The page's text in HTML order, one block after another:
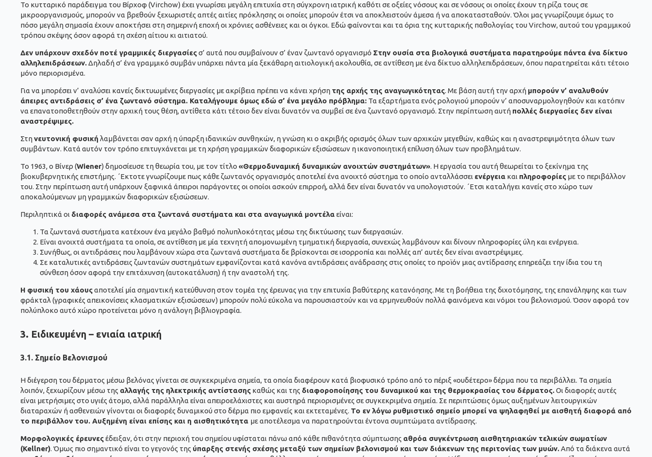
Το κυτταρικό παράδειγμα του Βίρχοφ (Virchow) έχει γνωρίσει μεγάλη επιτυχία στη σύγχρονη ιατρική καθότι σε οξείες νόσους και σε νόσους οι οποίες έχουν τη ρίζα τους σε
μικροοργανισμούς, μπορούν να βρεθούν ξεχωριστές απτές αιτίες πρόκλησης οι οποίες μπορούν έτσι να αποκλειστούν άμεσα ή να αποκατασταθούν. Όλοι μας γνωρίζουμε όμως το
πόσο μεγάλη σημασία έχουν αποκτήσει στη σημερινή εποχή οι χρόνιες ασθένειες και οι όγκοι. Εδώ φαίνονται και τα όρια της κυτταρικής παθολογίας του Virchow, αυτού του γραμμικού
τρόπου σκέψης όσον αφορά τη σχέση αίτιου κι αιτιατού.
Δεν υπάρχουν σχεδόν ποτέ γραμμικές διεργασίεςσ’ αυτά που συμβαίνουν σ’ έναν ζωντανό οργανισμό Στην ουσία στα βιολογικά συστήματα παρατηρούμε πάντα ένα δίκτυο
αλληλεπιδράσεων.Δηλαδή σ’ ένα γραμμικό συμβάν υπάρχει πάντα μία ξεκάθαρη αιτιολογική ακολουθία, σε αντίθεση με ένα δίκτυο αλληλεπιδράσεων, όπου παρατηρείται κάτι τέτοιο
μόνο περιορισμένα.
Για να μπορέσει ν’ αναλύσει κανείς δικτυωμένες διεργασίες με ακρίβεια πρέπει να κάνει χρήση της αρχής της αναγωγικότητας. Με βάση αυτή την αρχή μπορούν ν’ αναλυθούν
άπειρες αντιδράσεις σ’ ένα ζωντανό σύστημα. Καταλήγουμε όμως εδώ σ’ ένα μεγάλο πρόβλημα: Τα εξαρτήματα ενός ρολογιού μπορούν ν’ αποσυναρμολογηθούν και κατόπιν
να επανατοποθετηθούν στην αρχική τους θέση, αντίθετα κάτι τέτοιο δεν είναι δυνατόν να συμβεί σε ένα ζωντανό οργανισμό. Στην περίπτωση αυτή πολλές διεργασίες δεν είναι
αναστρέψιμες.
Στηνευτονική φυσική λαμβάνεται σαν αρχή η ύπαρξη ιδανικών συνθηκών, η γνώση κι ο ακριβής ορισμός όλων των αρχικών μεγεθών, καθώς και η αναστρεψιμότητα όλων των
συμβάντων. Κατά αυτόν τον τρόπο επιτυγχάνεται με τη χρήση γραμμικών διαφορικών εξισώσεων η ικανοποιητική επίλυση όλων των προβλημάτων.
Το 1963, ο Βίνερ (Wiener) δημοσίευσε τη θεωρία του, με τον τίτλο «Θερμοδυναμική δυναμικών ανοιχτών συστημάτων». Η εργασία του αυτή θεωρείται το ξεκίνημα της
βιοκυβερνητικής επιστήμης. ΄Εκτοτε γνωρίζουμε πως κάθε ζωντανός οργανισμός αποτελεί ένα ανοιχτό σύστημα το οποίο ανταλλάσσει ενέργεια και πληροφορίες με το περιβάλλον
του. Στην περίπτωση αυτή υπάρχουν ξαφνικά άπειροι παράγοντες οι οποίοι ασκούν επιρροή, αλλά δεν είναι δυνατόν να υπολογιστούν. ΄Ετσι καταλήγει κανείς στο χώρο των
αποκαλούμενων μη γραμμικών διαφορικών εξισώσεων.
Περιληπτικά οι διαφορές ανάμεσα στα ζωντανά συστήματα και στα αναγωγικά μοντέλαείναι:
Τα ζωντανά συστήματα κατέχουν ένα μεγάλο βαθμό πολυπλοκότητας μέσω της δικτύωσης των διεργασιών.
Είναι ανοιχτά συστήματα τα οποία, σε αντίθεση με μία τεχνητή απομονωμένη τμηματική διεργασία, συνεχώς λαμβάνουν και δίνουν πληροφορίες ύλη και ενέργεια.
Συνήθως, οι αντιδράσεις που λαμβάνουν χώρα στα ζωντανά συστήματα δε βρίσκονται σε ισορροπία και πολλές απ’ αυτές δεν είναι αναστρέψιμες.
Σε καταλυτικές αντιδράσεις ζωντανών συστημάτων εμφανίζονται κατά κανόνα αντιδράσεις ανάδρασης στις οποίες το προϊόν μιας αντίδρασης επηρεάζει την ίδια του τη
σύνθεση όσον αφορά την επιτάχυνση (αυτοκατάλυση) ή την αναστολή της.
Η φυσική του χάουςαποτελεί μία σημαντική κατεύθυνση στον τομέα της έρευνας για την επιτυχία βαθύτερης κατανόησης. Με τη βοήθεια της διχοτόμησης, της επανάληψης και των
φράκταλ (γραφικές απεικονίσεις κλασματικών εξισώσεων) μπορούν πολύ εύκολα να παρουσιαστούν και να ερμηνευθούν πολλά φαινόμενα και νόμοι του βελονισμού. Όσον αφορά τον
πολύπλοκο αυτό χώρο προτείνεται μόνο η ανάλογη βιβλιογραφία.
3. Ειδικευμένη – ενιαία ιατρική
3.1. Σημείο Βελονισμού
Η διέγερση του δέρματος μέσω βελόνας γίνεται σε συγκεκριμένα σημεία, τα οποία διαφέρουν κατά βιοφυσικό τρόπο από το πέριξ «ουδέτερο» δέρμα που τα περιβάλλει. Τα σημεία
λοιπόν, ξεχωρίζουν μέσω της αλλαγής της ηλεκτρικής αντίστασης καθώς και της διαφοροποίησης του δυναμικού και της θερμοκρασίας του δέρματος.Οι διαφορές αυτές
είναι μετρήσιμες στο υγιές άτομο, αλλά παράλληλα είναι απειροελάχιστες και αυστηρά περιορισμένες σε συγκεκριμένα σημεία. Σε περιπτώσεις όμως αυξημένων λειτουργικών
διαταραχών ή ασθενειών γίνονται οι διαφορές δυναμικού στο δέρμα πιο εμφανείς και εκτεταμένες. Το εν λόγω ρυθμιστικό σημείο μπορεί να ψηλαφηθεί με αισθητή διαφορά από
το περιβάλλον του. Αυξημένη είναι επίσης και η αισθητικότητα με αποτέλεσμα να παρατηρούνται έντονα συμπτώματα αντίδρασης.
Μορφολογικές έρευνεςέδειξαν, ότι στην περιοχή του σημείου υφίσταται πάνω από κάθε πιθανότητα σύμπτωσης αθρόα συγκέντρωση αισθητηριακών τελικών σωματίων
(Kellner). Όμως πιο σημαντικό είναι το γεγονός της ύπαρξης στενής σχέσης μεταξύ των σημείων βελονισμού και των διάκενων της περιτονίας των μυών.Από τα διάκενα αυτά